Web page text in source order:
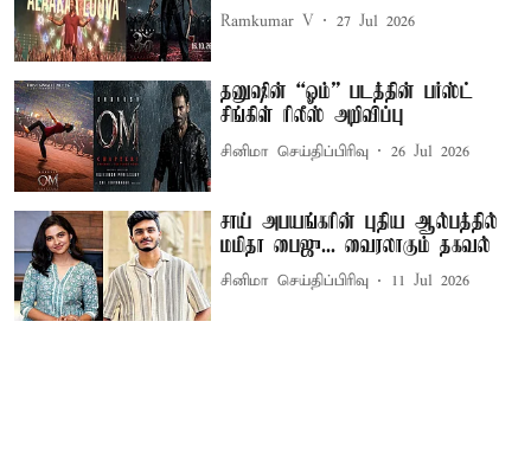
Ramkumar V 27 Jul 2026
தனுஷின் “ஓம்” படத்தின் பர்ஸ்ட்
சிங்கிள் ரிலீஸ் அறிவிப்பு
சினிமா செய்திப்பிரிவு 26 Jul 2026
சாய் அபயங்கரின் புதிய ஆல்பத்தில்
மமிதா பைஜு... வைரலாகும் தகவல்
சினிமா செய்திப்பிரிவு 11 Jul 2026